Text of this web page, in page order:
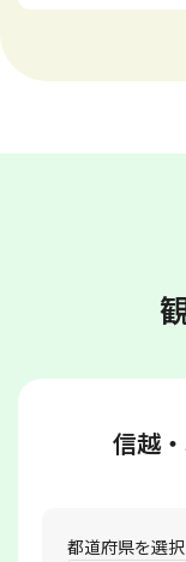
信越
都道府県を選